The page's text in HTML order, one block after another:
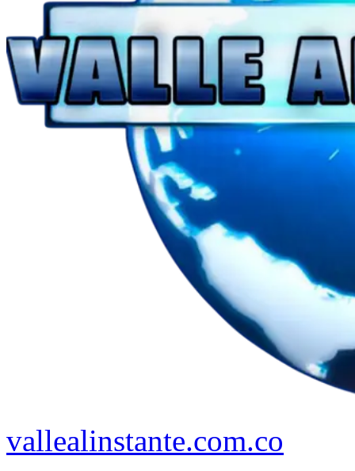
vallealinstante.com.co